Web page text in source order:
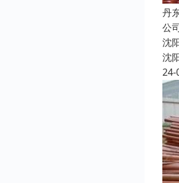
丹
公
沈
沈
24-